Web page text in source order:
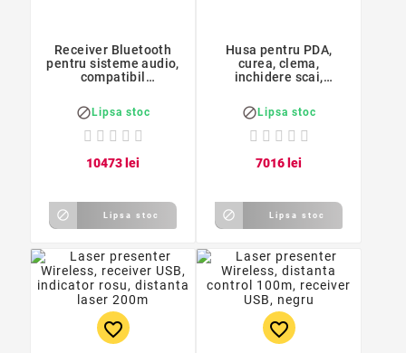
Receiver Bluetooth
pentru sisteme audio,
compatibil
tableta, Rii
Lipsa stoc
10473 lei
 Lipsa stoc
Husa pentru PDA,
curea, clema,
inchidere scai,
Lipsa stoc
7016 lei
 Lipsa stoc
favorite_border favorite_border